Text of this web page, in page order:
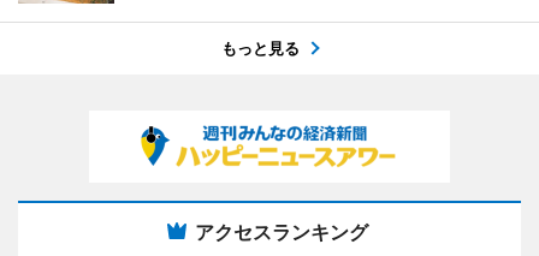
もっと見る
アクセスランキング